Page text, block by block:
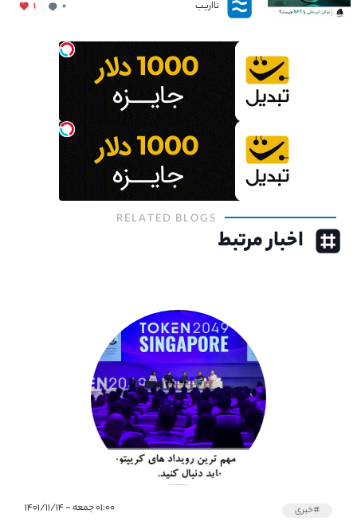
نااریب ۰ ۱
RELATED BLOGS
اخبار مرتبط
#خبری ۰۱:۰۰ جمعه - ۱۴۰۱/۱۱/۱۴